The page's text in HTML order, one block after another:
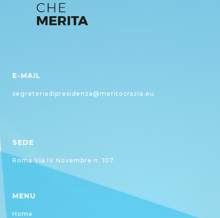
E-MAIL
segreteriadipresidenza@meritocrazia.eu
SEDE
Roma Via IV Novembre n. 107
MENU
Home